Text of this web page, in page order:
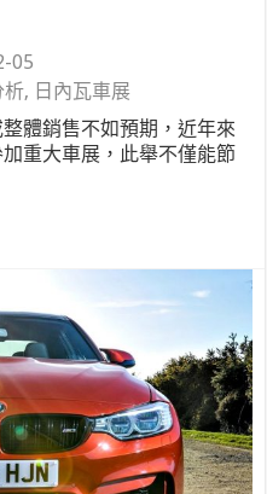
05
析, 日內瓦車展
體銷售不如預期，近年來
重大車展，此舉不僅能節